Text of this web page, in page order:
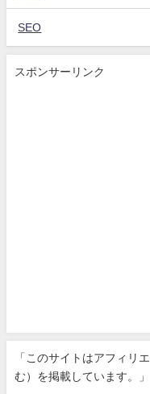
SEO
スポンサーリンク
「このサイトはアフィリ
む）を掲載しています。」